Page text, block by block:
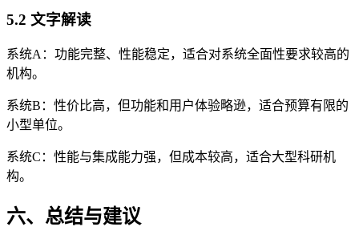
5.2 文字解读
系统A：功能完整、性能稳定，适合对系统全面性要求较高的
机构。
系统B：性价比高，但功能和用户体验略逊，适合预算有限的
小型单位。
系统C：性能与集成能力强，但成本较高，适合大型科研机
构。
六、总结与建议